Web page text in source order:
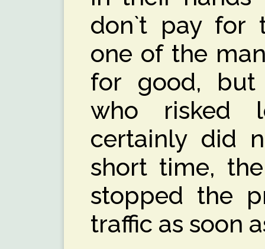
don`t pay for
one of the
for good,
who risked
certainly did
short time,
stopped the
traffic as soon